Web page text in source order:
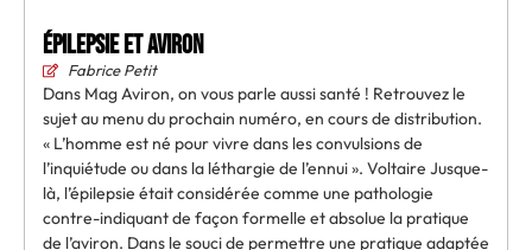
Épilepsie et aviron
Fabrice Petit
Dans Mag Aviron, on vous parle aussi santé ! Retrouvez le
sujet au menu du prochain numéro, en cours de distribution.
« L’homme est né pour vivre dans les convulsions de
l’inquiétude ou dans la léthargie de l’ennui ». Voltaire Jusque-
là, l’épilepsie était considérée comme une pathologie
contre-indiquant de façon formelle et absolue la pratique
de l’aviron. Dans le souci de permettre une pratique adaptée